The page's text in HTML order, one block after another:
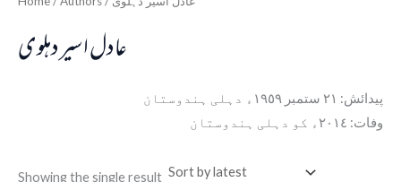
عادل اسیر دہلوی
پیدائش: ٢١ ستمبر ١٩٥٩ء دہلی ہندوستان
وفات: ٢٠١٤ء کو دہلی ہندوستان
Showing the single result